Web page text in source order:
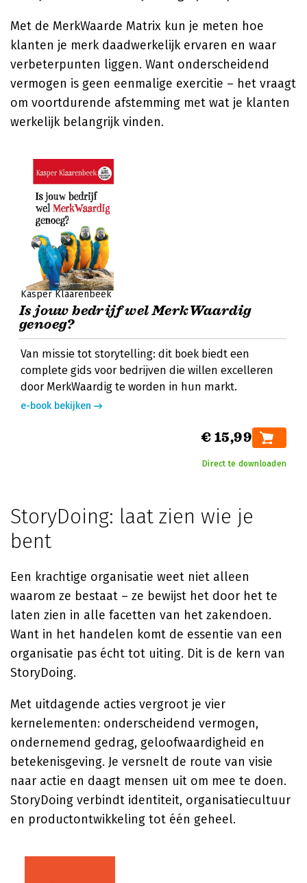
Met de MerkWaarde Matrix kun je meten hoe
klanten je merk daadwerkelijk ervaren en waar
verbeterpunten liggen. Want onderscheidend
vermogen is geen eenmalige exercitie – het vraagt
om voortdurende afstemming met wat je klanten
werkelijk belangrijk vinden.
Kasper Klaarenbeek
Is jouw bedrijf wel MerkWaardig
genoeg?
Van missie tot storytelling: dit boek biedt een
complete gids voor bedrijven die willen excelleren
door MerkWaardig te worden in hun markt.
e-book bekijken
€ 15,99
Direct te downloaden
StoryDoing: laat zien wie je
bent
Een krachtige organisatie weet niet alleen
waarom ze bestaat – ze bewijst het door het te
laten zien in alle facetten van het zakendoen.
Want in het handelen komt de essentie van een
organisatie pas écht tot uiting. Dit is de kern van
StoryDoing.
Met uitdagende acties vergroot je vier
kernelementen: onderscheidend vermogen,
ondernemend gedrag, geloofwaardigheid en
betekenisgeving. Je versnelt de route van visie
naar actie en daagt mensen uit om mee te doen.
StoryDoing verbindt identiteit, organisatiecultuur
en productontwikkeling tot één geheel.